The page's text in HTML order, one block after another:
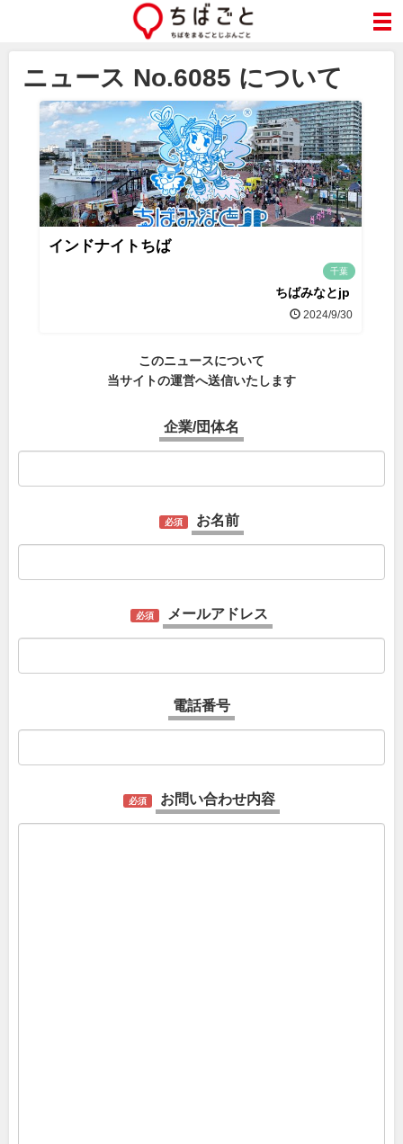
ニュース No.6085 について
インドナイトちば
千葉
ちばみなとjp
2024/9/30
このニュースについて
当サイトの運営へ送信いたします
企業/団体名
必須 お名前
必須 メールアドレス
電話番号
必須 お問い合わせ内容